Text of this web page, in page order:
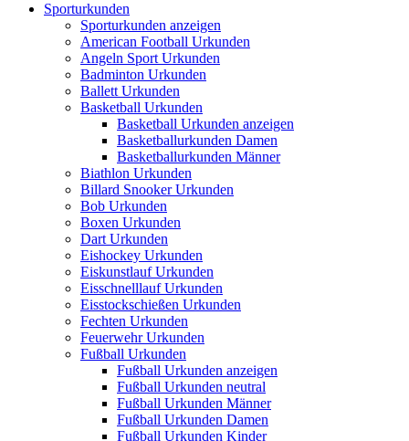
Sporturkunden
Sporturkunden anzeigen
American Football Urkunden
Angeln Sport Urkunden
Badminton Urkunden
Ballett Urkunden
Basketball Urkunden
Basketball Urkunden anzeigen
Basketballurkunden Damen
Basketballurkunden Männer
Biathlon Urkunden
Billard Snooker Urkunden
Bob Urkunden
Boxen Urkunden
Dart Urkunden
Eishockey Urkunden
Eiskunstlauf Urkunden
Eisschnelllauf Urkunden
Eisstockschießen Urkunden
Fechten Urkunden
Feuerwehr Urkunden
Fußball Urkunden
Fußball Urkunden anzeigen
Fußball Urkunden neutral
Fußball Urkunden Männer
Fußball Urkunden Damen
Fußball Urkunden Kinder